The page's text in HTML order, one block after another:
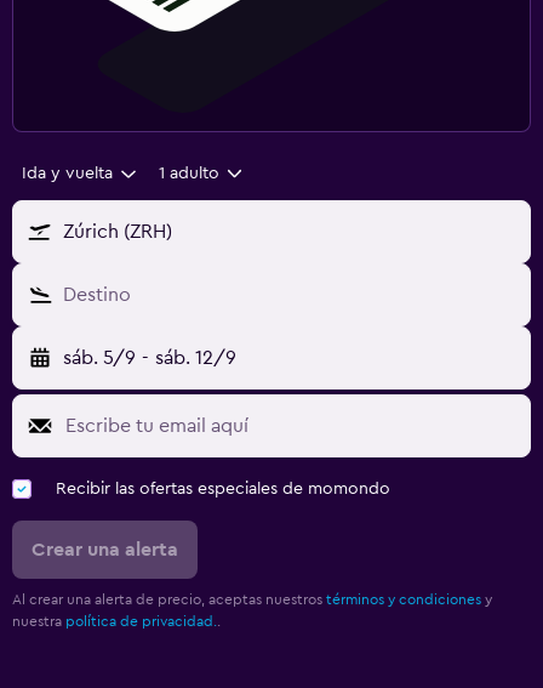
Ida y vuelta 1 adulto
Zúrich (ZRH)
Destino
sáb. 5/9 - sáb. 12/9
Recibir las ofertas especiales de momondo
Crear una alerta
Al crear una alerta de precio, aceptas nuestros términos y condiciones y
nuestra política de privacidad.